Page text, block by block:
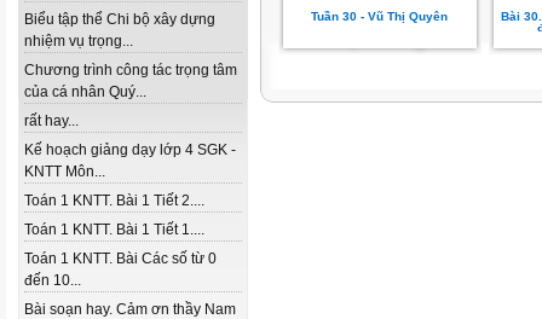
Biểu tập thể Chi bộ xây dựng
nhiệm vụ trọng...
Chương trình công tác trọng tâm
của cá nhân Quý...
rất hay...
Kế hoạch giảng dạy lớp 4 SGK -
KNTT Môn...
Toán 1 KNTT. Bài 1 Tiết 2....
Toán 1 KNTT. Bài 1 Tiết 1....
Toán 1 KNTT. Bài Các số từ 0
đến 10...
Bài soạn hay. Cảm ơn thầy Nam
Tuần 30 - Vũ Thị Quyên
Bài